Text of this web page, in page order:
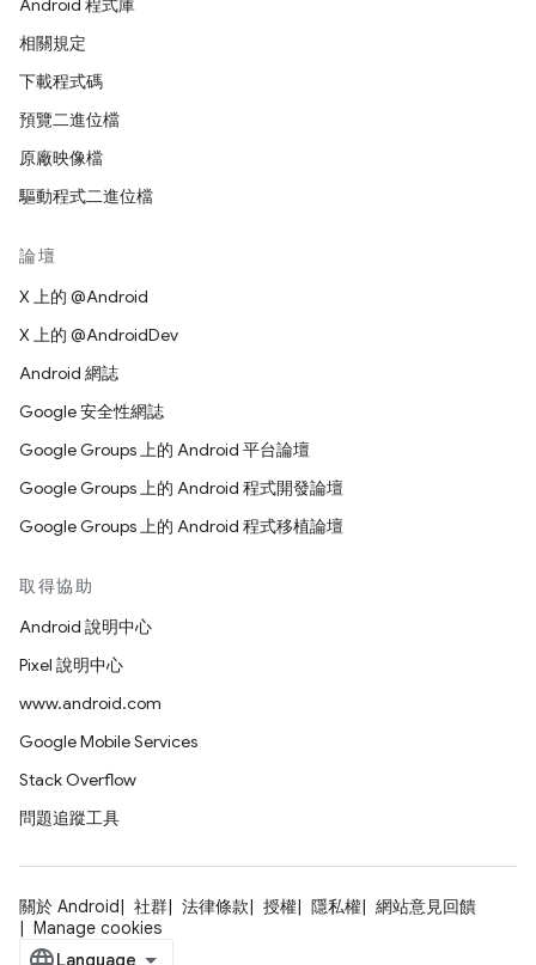
Android 程式庫
相關規定
下載程式碼
預覽二進位檔
原廠映像檔
驅動程式二進位檔
論壇
X 上的 @Android
X 上的 @AndroidDev
Android 網誌
Google 安全性網誌
Google Groups 上的 Android 平台論壇
Google Groups 上的 Android 程式開發論壇
Google Groups 上的 Android 程式移植論壇
取得協助
Android 說明中心
Pixel 說明中心
www.android.com
Google Mobile Services
Stack Overflow
問題追蹤工具
關於 Android 社群 法律條款 授權 隱私權
網站意見回饋
Manage cookies